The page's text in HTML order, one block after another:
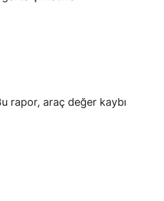
rapor, araç değer kaybı